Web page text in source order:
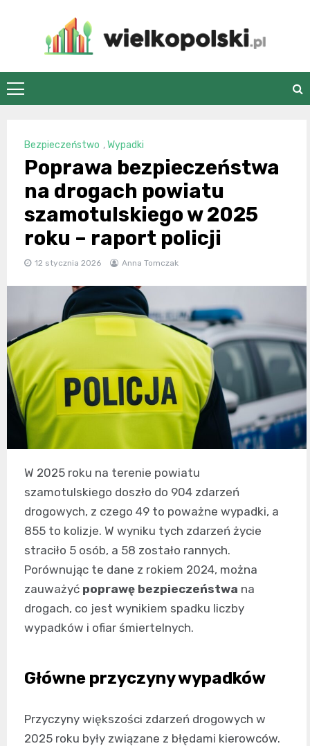
wielkopolski.pl
Bezpieczeństwo ,Wypadki
Poprawa bezpieczeństwa
na drogach powiatu
szamotulskiego w 2025
roku – raport policji
12 stycznia 2026 Anna Tomczak
W 2025 roku na terenie powiatu
szamotulskiego doszło do 904 zdarzeń
drogowych, z czego 49 to poważne wypadki, a
855 to kolizje. W wyniku tych zdarzeń życie
straciło 5 osób, a 58 zostało rannych.
Porównując te dane z rokiem 2024, można
zauważyć poprawę bezpieczeństwa na
drogach, co jest wynikiem spadku liczby
wypadków i ofiar śmiertelnych.
Główne przyczyny wypadków
Przyczyny większości zdarzeń drogowych w
2025 roku były związane z błędami kierowców.